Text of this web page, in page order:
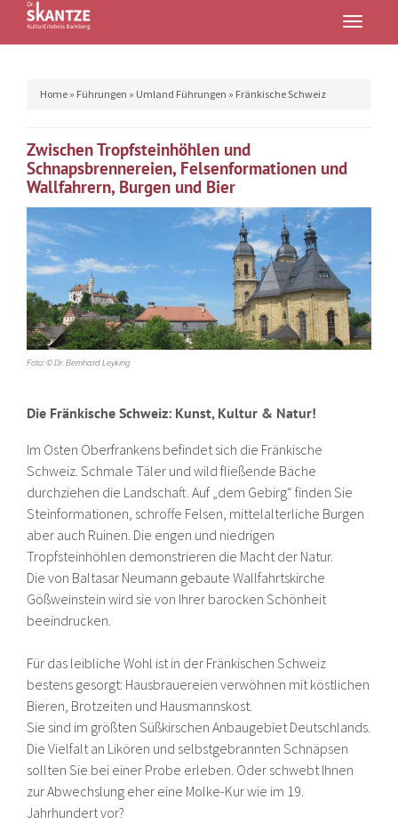
Toggle
Home » Führungen » Umland Führungen » Fränkische Schweiz
Zwischen Tropfsteinhöhlen und
Schnapsbrennereien, Felsenformationen und
Wallfahrern, Burgen und Bier
Foto: © Dr. Bernhard Leyking
Die Fränkische Schweiz: Kunst, Kultur & Natur!
Im Osten Oberfrankens befindet sich die Fränkische
Schweiz. Schmale Täler und wild fließende Bäche
durchziehen die Landschaft. Auf „dem Gebirg“ finden Sie
Steinformationen, schroffe Felsen, mittelalterliche Burgen
aber auch Ruinen. Die engen und niedrigen
Tropfsteinhöhlen demonstrieren die Macht der Natur.
Die von Baltasar Neumann gebaute Wallfahrtskirche
Gößweinstein wird sie von Ihrer barocken Schönheit
beeindrucken.
Für das leibliche Wohl ist in der Fränkischen Schweiz
bestens gesorgt: Hausbrauereien verwöhnen mit köstlichen
Bieren, Brotzeiten und Hausmannskost.
Sie sind im größten Süßkirschen Anbaugebiet Deutschlands.
Die Vielfalt an Likören und selbstgebrannten Schnäpsen
sollten Sie bei einer Probe erleben. Oder schwebt Ihnen
zur Abwechslung eher eine Molke-Kur wie im 19.
Jahrhundert vor?